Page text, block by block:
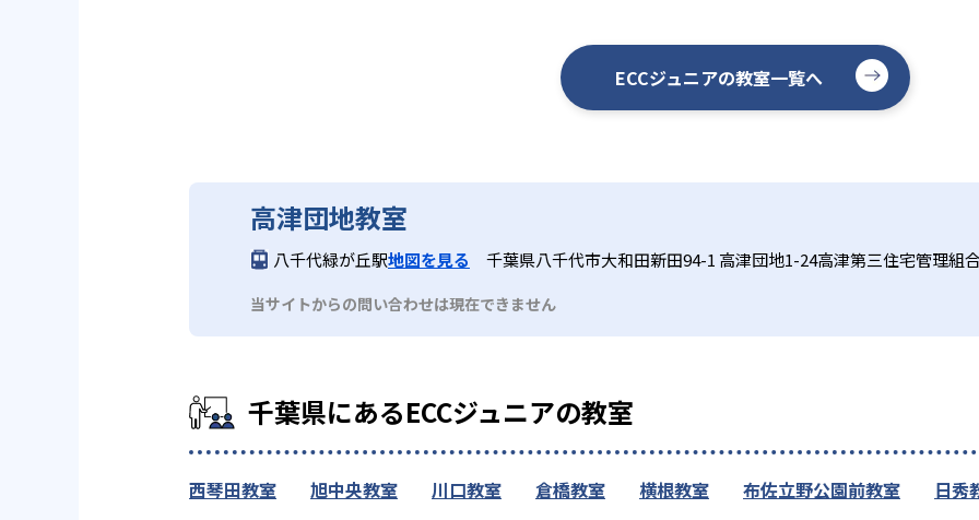
ECCジュニアの教室一覧へ
高津団地教室
八千代緑が丘駅地図を見る 千葉県八千代市大和田新田94-1 高津団地1-24高津第三住宅管理組
当サイトからの問い合わせは現在できません
千葉県にあるECCジュニアの教室
西琴田教室 旭中央教室 川口教室 倉橋教室 横根教室 布佐立野公園前教室
日秀